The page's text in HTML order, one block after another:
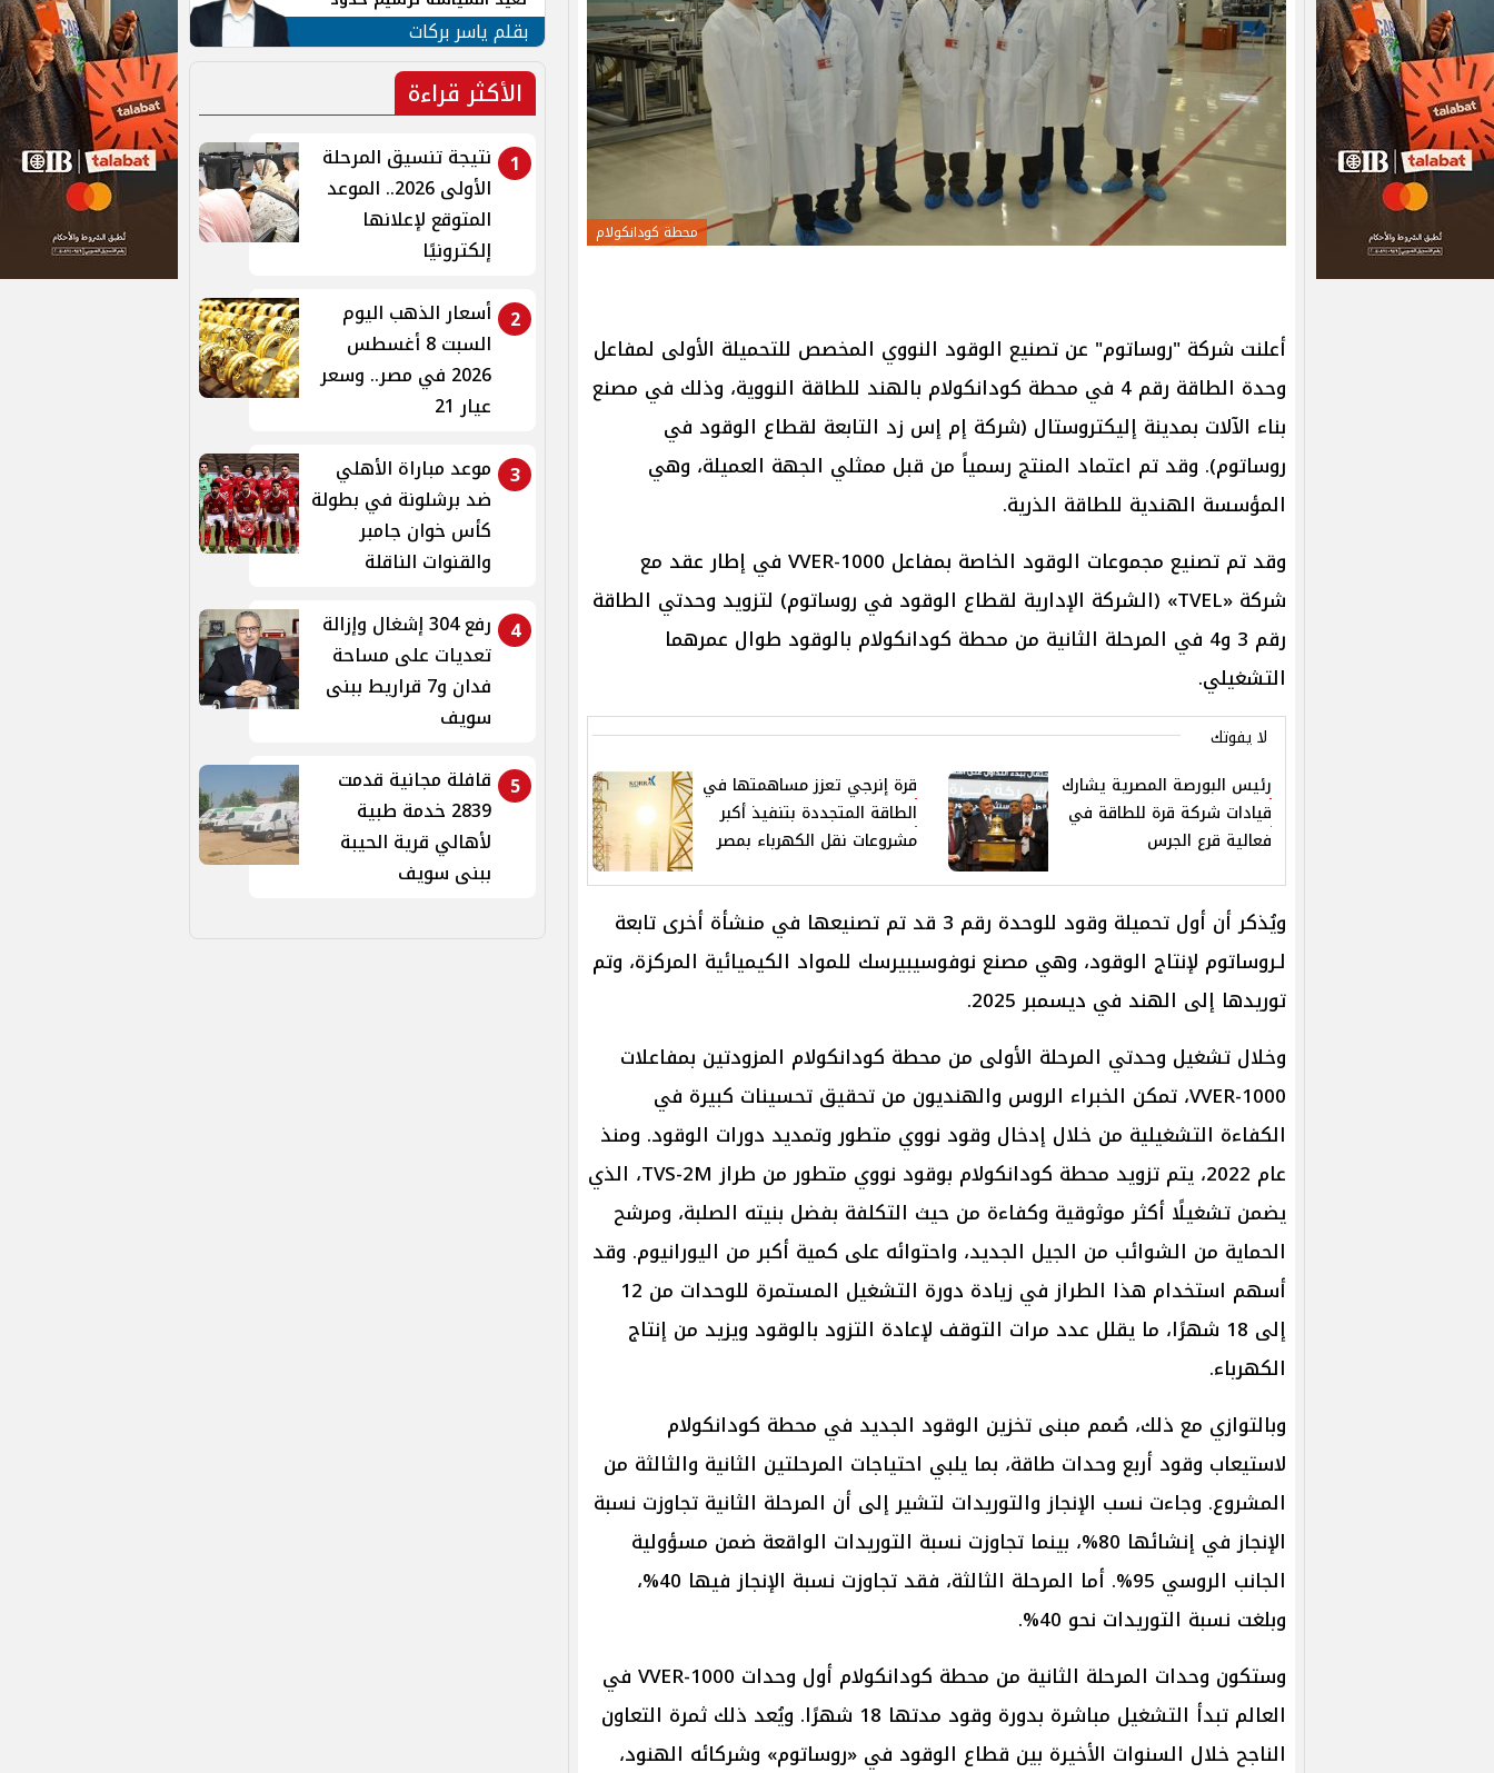
محطة كودانكولام
أعلنت شركة "روساتوم" عن تصنيع الوقود النووي المخصص للتحميلة الأولى لمفاعل
وحدة الطاقة رقم 4 في محطة كودانكولام بالهند للطاقة النووية، وذلك في مصنع
بناء الآلات بمدينة إليكتروستال (شركة إم إس زد التابعة لقطاع الوقود في
روساتوم). وقد تم اعتماد المنتج رسمياً من قبل ممثلي الجهة العميلة، وهي
المؤسسة الهندية للطاقة الذرية.
وقد تم تصنيع مجموعات الوقود الخاصة بمفاعل VVER-1000 في إطار عقد مع
شركة «TVEL» (الشركة الإدارية لقطاع الوقود في روساتوم) لتزويد وحدتي الطاقة
رقم 3 و4 في المرحلة الثانية من محطة كودانكولام بالوقود طوال عمرهما
التشغيلي.
لا يفوتك
رئيس البورصة المصرية يشارك
قيادات شركة قرة للطاقة في
فعالية قرع الجرس
قرة إنرجي تعزز مساهمتها في
الطاقة المتجددة بتنفيذ أكبر
مشروعات نقل الكهرباء بمصر
ويُذكر أن أول تحميلة وقود للوحدة رقم 3 قد تم تصنيعها في منشأة أخرى تابعة
لـروساتوم لإنتاج الوقود، وهي مصنع نوفوسيبيرسك للمواد الكيميائية المركزة، وتم
توريدها إلى الهند في ديسمبر 2025.
وخلال تشغيل وحدتي المرحلة الأولى من محطة كودانكولام المزودتين بمفاعلات
VVER-1000، تمكن الخبراء الروس والهنديون من تحقيق تحسينات كبيرة في
الكفاءة التشغيلية من خلال إدخال وقود نووي متطور وتمديد دورات الوقود. ومنذ
عام 2022، يتم تزويد محطة كودانكولام بوقود نووي متطور من طراز TVS-2M، الذي
يضمن تشغيلًا أكثر موثوقية وكفاءة من حيث التكلفة بفضل بنيته الصلبة، ومرشح
الحماية من الشوائب من الجيل الجديد، واحتوائه على كمية أكبر من اليورانيوم. وقد
أسهم استخدام هذا الطراز في زيادة دورة التشغيل المستمرة للوحدات من 12
إلى 18 شهرًا، ما يقلل عدد مرات التوقف لإعادة التزود بالوقود ويزيد من إنتاج
الكهرباء.
وبالتوازي مع ذلك، صُمم مبنى تخزين الوقود الجديد في محطة كودانكولام
لاستيعاب وقود أربع وحدات طاقة، بما يلبي احتياجات المرحلتين الثانية والثالثة من
المشروع. وجاءت نسب الإنجاز والتوريدات لتشير إلى أن المرحلة الثانية تجاوزت نسبة
الإنجاز في إنشائها 80%، بينما تجاوزت نسبة التوريدات الواقعة ضمن مسؤولية
الجانب الروسي 95%. أما المرحلة الثالثة، فقد تجاوزت نسبة الإنجاز فيها 40%،
وبلغت نسبة التوريدات نحو 40%.
وستكون وحدات المرحلة الثانية من محطة كودانكولام أول وحدات VVER-1000 في
العالم تبدأ التشغيل مباشرة بدورة وقود مدتها 18 شهرًا. ويُعد ذلك ثمرة التعاون
الناجح خلال السنوات الأخيرة بين قطاع الوقود في «روساتوم» وشركائه الهنود،
الأمن القومي العربي
بقلم ياسر بركات
الأكثر قراءة
1
نتيجة تنسيق المرحلة
الأولى 2026.. الموعد
المتوقع لإعلانها
إلكترونيًا
2
أسعار الذهب اليوم
السبت 8 أغسطس
2026 في مصر.. وسعر
عيار 21
3 موعد مباراة الأهلي
ضد برشلونة في بطولة
كأس خوان جامبر
والقنوات الناقلة
4
رفع 304 إشغال وإزالة
تعديات على مساحة
فدان و7 قراريط ببنى
سويف
5
قافلة مجانية قدمت
2839 خدمة طبية
لأهالي قرية الحيبة
ببنى سويف